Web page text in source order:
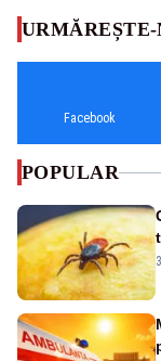
URMĂREȘTE-
Facebook
POPULAR